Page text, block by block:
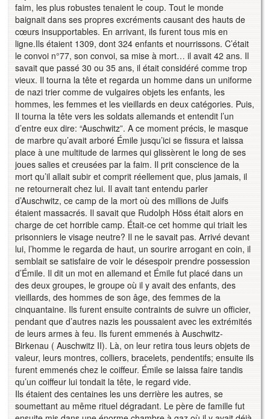
faim, les plus robustes tenaient le coup. Tout le monde
baignait dans ses propres excréments causant des hauts de
cœurs insupportables. En arrivant, ils furent tous mis en
ligne.Ils étaient 1309, dont 324 enfants et nourrissons. C’était
le convoi n°77, son convoi, sa mise à mort… il avait 42 ans. Il
savait que passé 30 ou 35 ans, il était considéré comme trop
vieux. Il tourna la tête et regarda un homme dans un uniforme
de nazi trier comme de vulgaires objets les enfants, les
hommes, les femmes et les vieillards en deux catégories. Puis,
Il tourna la tête vers les soldats allemands et entendit l’un
d’entre eux dire: “Auschwitz”. A ce moment précis, le masque
de marbre qu’avait arboré Émile jusqu’ici se fissura et laissa
place à une multitude de larmes qui glissèrent le long de ses
joues salies et creusées par la faim. Il prit conscience de la
mort qu’il allait subir et comprit réellement que, plus jamais, il
ne retournerait chez lui. Il avait tant entendu parler
d’Auschwitz, ce camp de la mort où des millions de Juifs
étaient massacrés. Il savait que Rudolph Höss était alors en
charge de cet horrible camp. Était-ce cet homme qui triait les
prisonniers le visage neutre? Il ne le savait pas. Arrivé devant
lui, l’homme le regarda de haut, un sourire arrogant en coin, il
semblait se satisfaire de voir le désespoir prendre possession
d’Émile. Il dit un mot en allemand et Émile fut placé dans un
des deux groupes, le groupe où il y avait des enfants, des
vieillards, des hommes de son âge, des femmes de la
cinquantaine. Ils furent ensuite contraints de suivre un officier,
pendant que d’autres nazis les poussaient avec les extrémités
de leurs armes à feu. Ils furent emmenés à Auschwitz-
Birkenau ( Auschwitz II). Là, on leur retira tous leurs objets de
valeur, leurs montres, colliers, bracelets, pendentifs; ensuite ils
furent emmenés chez le coiffeur. Émile se laissa faire tandis
qu’un coiffeur lui tondait la tête, le regard vide.
Ils étaient des centaines les uns derrière les autres, se
soumettant au même rituel dégradant. Le père de famille fut